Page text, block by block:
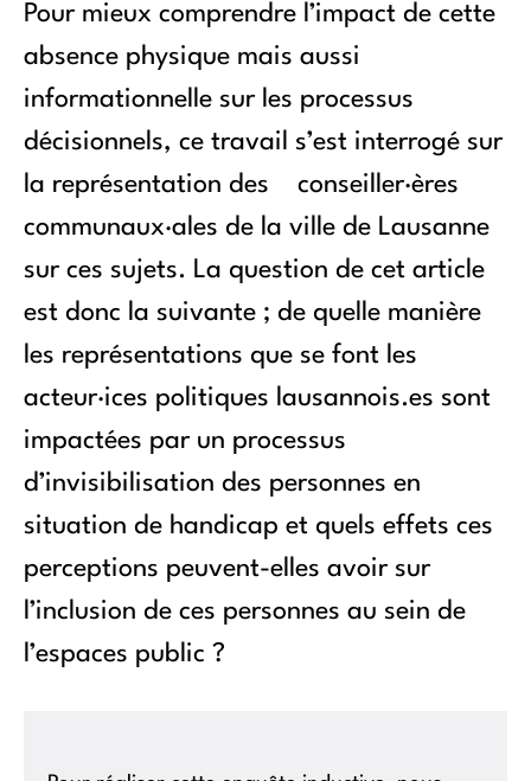
Pour mieux comprendre l’impact de cette
absence physique mais aussi
informationnelle sur les processus
décisionnels, ce travail s’est interrogé sur
la représentation des conseiller·ères
communaux·ales de la ville de Lausanne
sur ces sujets. La question de cet article
est donc la suivante ; de quelle manière
les représentations que se font les
acteur·ices politiques lausannois.es sont
impactées par un processus
d’invisibilisation des personnes en
situation de handicap et quels effets ces
perceptions peuvent-elles avoir sur
l’inclusion de ces personnes au sein de
l’espaces public ?